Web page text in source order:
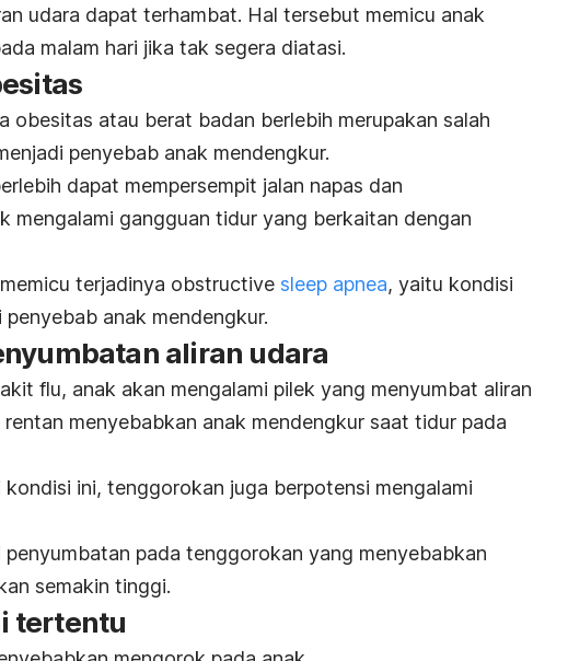
udara dapat terhambat. Hal tersebut memicu anak
malam hari jika tak segera diatasi.
obesitas atau berat badan berlebih merupakan salah
penyebab anak mendengkur.
dapat mempersempit jalan napas dan
mengalami gangguan tidur yang berkaitan dengan
terjadinya obstructive sleep apnea, yaitu kondisi
anak mendengkur.
aliran udara
flu, anak akan mengalami pilek yang menyumbat aliran
menyebabkan anak mendengkur saat tidur pada
ini, tenggorokan juga berpotensi mengalami
penyumbatan pada tenggorokan yang menyebabkan
semakin tinggi.
tertentu